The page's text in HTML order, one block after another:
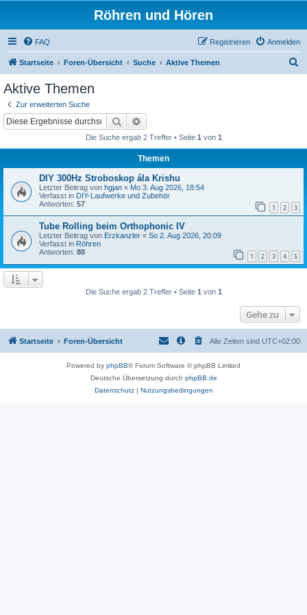
Röhren und Hören
FAQ Anmelden
Registrieren
Startseite Foren-Übersicht Suche Aktive Themen
Aktive Themen
Zur erweiterten Suche
Suche
Die Suche ergab 2 Treffer • Seite 1 von 1
Themen
DIY 300Hz Stroboskop ála Krishu
Letzter Beitrag von hgjan « Mo 3. Aug 2026, 18:54
Verfasst in DIY-Laufwerke und Zubehör
Antworten: 57 1 2 3
Tube Rolling beim Orthophonic IV
Letzter Beitrag von Erzkanzler « So 2. Aug 2026, 20:09
Verfasst in Röhren
Antworten: 88 1 2 3 4 5
Die Suche ergab 2 Treffer • Seite 1 von 1
Gehe zu
Startseite Foren-Übersicht Alle Zeiten sind UTC+02:00
Powered by phpBB® Forum Software © phpBB Limited
Deutsche Übersetzung durch phpBB.de
Datenschutz| Nutzungsbedingungen